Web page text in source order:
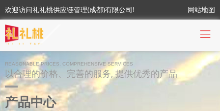
欢迎访问礼礼桃供应链管理(成都)有限公司! 网站地图
REASONABLE PRICES, COMPREHENSIVE SERVICES
以合理的价格、完善的服务, 提供优秀的产品
产品中心